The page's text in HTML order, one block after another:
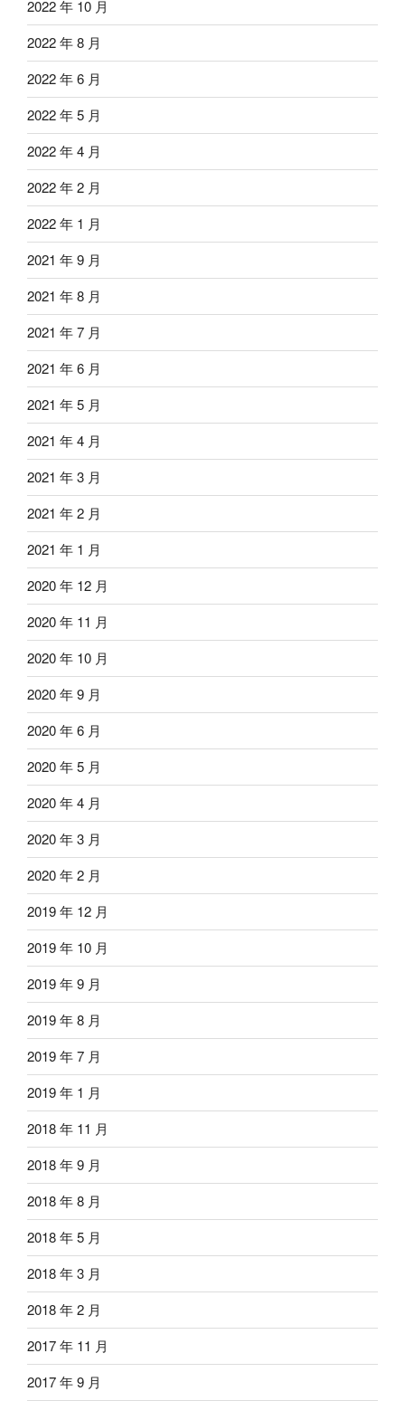
2022 年 10 月
2022 年 8 月
2022 年 6 月
2022 年 5 月
2022 年 4 月
2022 年 2 月
2022 年 1 月
2021 年 9 月
2021 年 8 月
2021 年 7 月
2021 年 6 月
2021 年 5 月
2021 年 4 月
2021 年 3 月
2021 年 2 月
2021 年 1 月
2020 年 12 月
2020 年 11 月
2020 年 10 月
2020 年 9 月
2020 年 6 月
2020 年 5 月
2020 年 4 月
2020 年 3 月
2020 年 2 月
2019 年 12 月
2019 年 10 月
2019 年 9 月
2019 年 8 月
2019 年 7 月
2019 年 1 月
2018 年 11 月
2018 年 9 月
2018 年 8 月
2018 年 5 月
2018 年 3 月
2018 年 2 月
2017 年 11 月
2017 年 9 月